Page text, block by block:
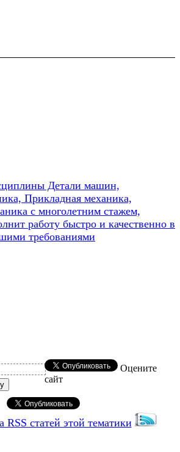
Детали машин,
Прикладная механика,
с многолетним стажем,
работу быстро и качественно в
требованиями
Оцените
сайт
RSS статей этой тематики